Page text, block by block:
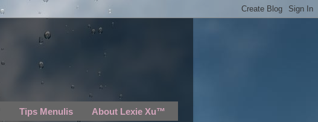
Tips Menulis About Lexie Xu™